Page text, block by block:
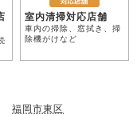
室内清掃対応店舗
車内の掃除、窓拭き、掃
除機がけなど
福岡市東区